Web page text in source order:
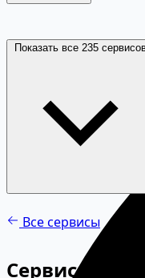
Показать все 235
Все сервисы
Сервисы для